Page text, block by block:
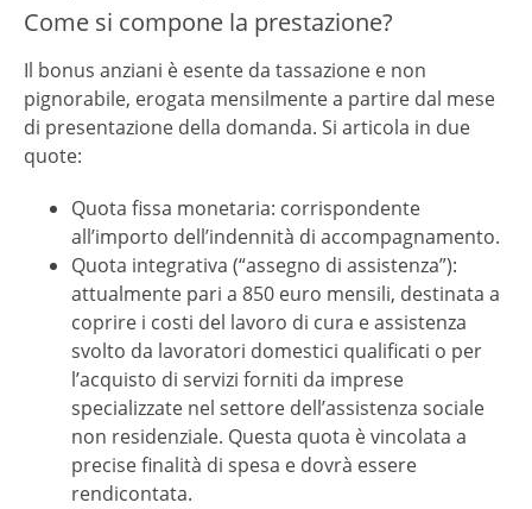
Come si compone la prestazione?
Il bonus anziani è esente da tassazione e non
pignorabile, erogata mensilmente a partire dal mese
di presentazione della domanda. Si articola in due
quote:
Quota fissa monetaria: corrispondente
all’importo dell’indennità di accompagnamento.
Quota integrativa (“assegno di assistenza”):
attualmente pari a 850 euro mensili, destinata a
coprire i costi del lavoro di cura e assistenza
svolto da lavoratori domestici qualificati o per
l’acquisto di servizi forniti da imprese
specializzate nel settore dell’assistenza sociale
non residenziale. Questa quota è vincolata a
precise finalità di spesa e dovrà essere
rendicontata.